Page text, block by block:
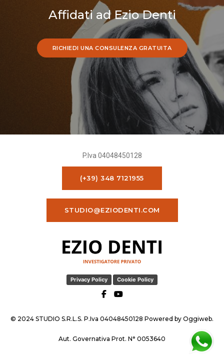
Affidati ad Ezio Denti
RICHIEDI UNA CONSULENZA GRATUITA
P.Iva 04048450128
(+39) 348 7121955
STUDIO@EZIODENTI.COM
Privacy Policy Cookie Policy
© 2024 STUDIO S.R.L.S. P.Iva 04048450128 Powered by Oggiweb.
Aut. Governativa Prot. N° 0053640